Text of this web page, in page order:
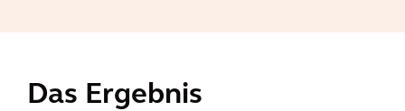
Das Ergebnis